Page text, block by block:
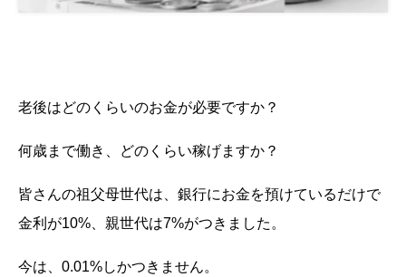
老後はどのくらいのお金が必要ですか？
何歳まで働き、どのくらい稼げますか？
皆さんの祖父母世代は、銀行にお金を預けているだけで
金利が10%、親世代は7%がつきました。
今は、0.01%しかつきません。